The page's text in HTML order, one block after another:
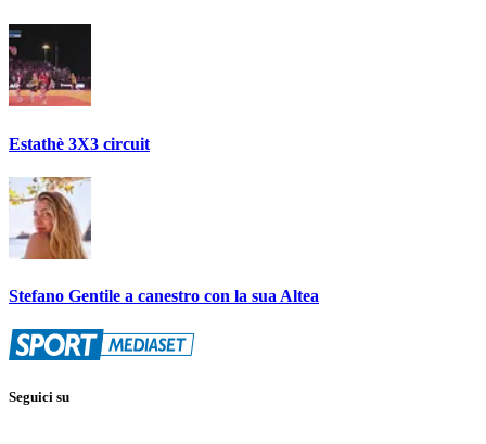
Estathè 3X3 circuit
Stefano Gentile a canestro con la sua Altea
Seguici su